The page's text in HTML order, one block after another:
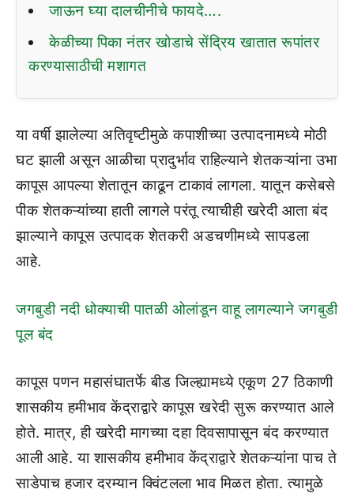
जाऊन घ्या दालचीनीचे फायदे….
केळीच्या पिका नंतर खोडाचे सेंद्रिय खातात रूपांतर
करण्यासाठीची मशागत
या वर्षी झालेल्या अतिवृष्टीमुळे कपाशीच्या उत्पादनामध्ये मोठी
घट झाली असून आळीचा प्रादुर्भाव राहिल्याने शेतकऱ्यांना उभा
कापूस आपल्या शेतातून काढून टाकावं लागला. यातून कसेबसे
पीक शेतकऱ्यांच्या हाती लागले परंतू त्याचीही खरेदी आता बंद
झाल्याने कापूस उत्पादक शेतकरी अडचणीमध्ये सापडला
आहे.
जगबुडी नदी धोक्याची पातळी ओलांडून वाहू लागल्याने जगबुडी
पूल बंद
कापूस पणन महासंघातर्फे बीड जिल्ह्यामध्ये एकूण 27 ठिकाणी
शासकीय हमीभाव केंद्राद्वारे कापूस खरेदी सुरू करण्यात आले
होते. मात्र, ही खरेदी मागच्या दहा दिवसापासून बंद करण्यात
आली आहे. या शासकीय हमीभाव केंद्राद्वारे शेतकऱ्यांना पाच ते
साडेपाच हजार दरम्यान क्विंटलला भाव मिळत होता. त्यामुळे